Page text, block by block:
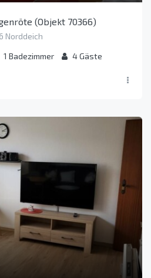
(Objekt 70366)
Norddeich
1 Badezimmer 4Gäste